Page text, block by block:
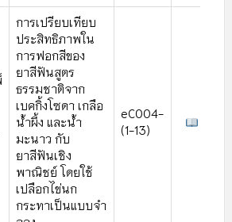
การเปรียบเทียบ
ประสิทธิภาพใน
การฟอกสีของ
ยาสีฟันสูตร
ธรรมชาติจาก
เบคกิ้งโซดา เกลือ
น้ําผึ้ง และน้ํา
มะนาว กับ
ยาสีฟันเชิง
พาณิชย์ โดยใช้
เปลือกไข่นก
กระทาเป็นแบบจํา
eC004-
(1-13)